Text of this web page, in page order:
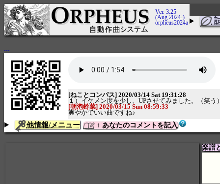
Ver. 3.25
(Aug 2024-)
orpheus2024a
...
[ねことコンパス] 2020/03/14 Sat 19:31:28
１）イケメン度を少し、UPさせてみました。（笑
[朝泡鈴菜] 2020/03/15 Sun 08:59:33
爽やかでいい曲ですね♪
他情報/メニュー ↑ あなたのコメントを記入
楽譜